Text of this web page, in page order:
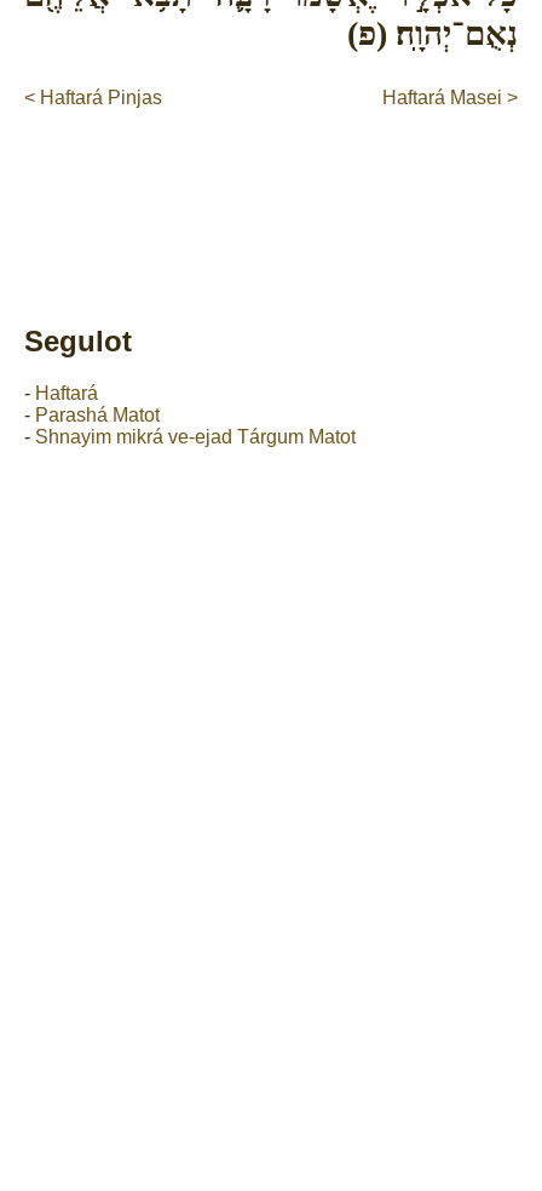
נְאֻם־יְהוָֽה׃ (פ)
< Haftará Pinjas Haftará Masei >
Segulot
- Haftará
- Parashá Matot
- Shnayim mikrá ve-ejad Tárgum Matot